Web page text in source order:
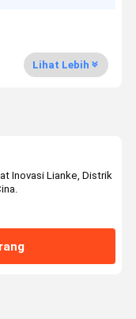
Lihat Lebih
Inovasi Lianke, Distrik